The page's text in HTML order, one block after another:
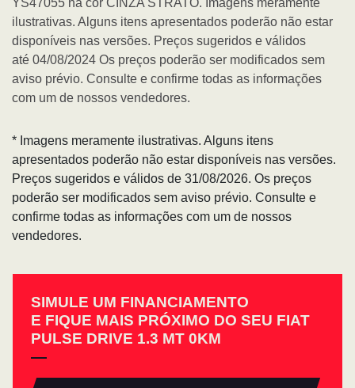
ilustrativas. Alguns itens apresentados poderão não estar
disponíveis nas versões. Preços sugeridos e válidos
até 04/08/2024 Os preços poderão ser modificados sem
aviso prévio. Consulte e confirme todas as informações
com um de nossos vendedores.
* Imagens meramente ilustrativas. Alguns itens
apresentados poderão não estar disponíveis nas versões.
Preços sugeridos e válidos de 31/08/2026. Os preços
poderão ser modificados sem aviso prévio. Consulte e
confirme todas as informações com um de nossos
vendedores.
SIMULE UM FINANCIAMENTO
E FIQUE MAIS PRÓXIMO DO SEU FIAT
PULSE DRIVE 1.3 MT 0KM